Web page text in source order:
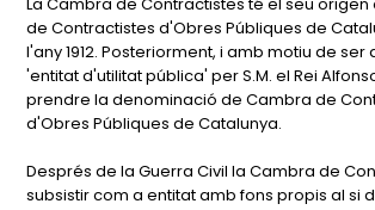
de Contractistes d'Obres Públiques de
l'any 1912. Posteriorment, i amb motiu de
'entitat d'utilitat pública' per S.M. el Rei Alfonso
prendre la denominació de Cambra de
d'Obres Públiques de Catalunya.
Després de la Guerra Civil la Cambra de
subsistir com a entitat amb fons propis al si